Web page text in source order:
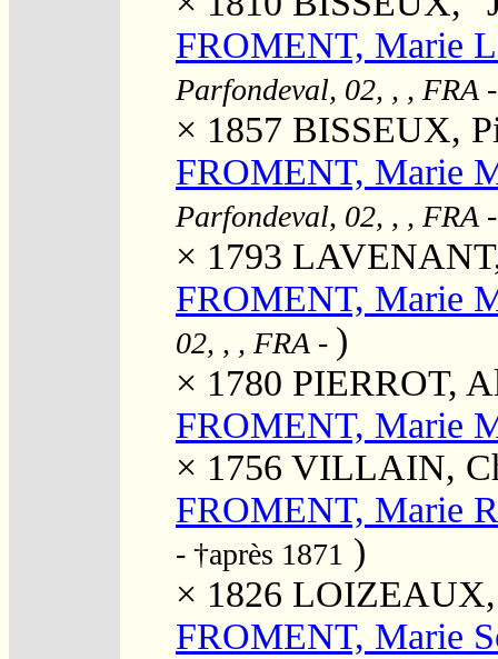
FROMENT, Marie
Parfondeval, 02, , , FRA
× 1857 BISSEUX,
FROMENT, Marie
Parfondeval, 02, , , FRA
× 1793
FROMENT, Marie
02, , , FRA - )
× 1780 PIERROT,
FROMENT, Marie
× 1756 VILLAIN,
FROMENT, Marie
- †après 1871 )
× 1826 LOIZEAUX,
FROMENT, Marie